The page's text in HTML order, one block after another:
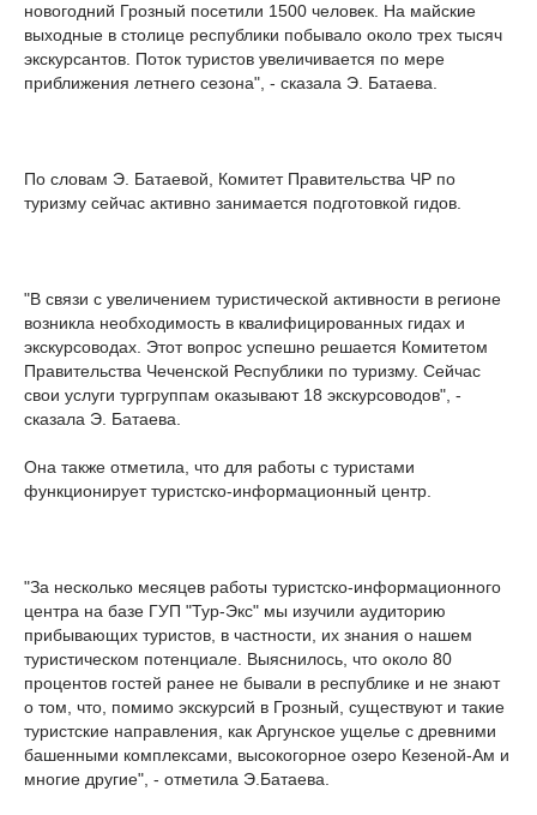
новогодний Грозный посетили 1500 человек. На майские
выходные в столице республики побывало около трех тысяч
экскурсантов. Поток туристов увеличивается по мере
приближения летнего сезона", - сказала Э. Батаева.
По словам Э. Батаевой, Комитет Правительства ЧР по
туризму сейчас активно занимается подготовкой гидов.
"В связи с увеличением туристической активности в регионе
возникла необходимость в квалифицированных гидах и
экскурсоводах. Этот вопрос успешно решается Комитетом
Правительства Чеченской Республики по туризму. Сейчас
свои услуги тургруппам оказывают 18 экскурсоводов", -
сказала Э. Батаева.
Она также отметила, что для работы с туристами
функционирует туристско-информационный центр.
"За несколько месяцев работы туристско-информационного
центра на базе ГУП "Тур-Экс" мы изучили аудиторию
прибывающих туристов, в частности, их знания о нашем
туристическом потенциале. Выяснилось, что около 80
процентов гостей ранее не бывали в республике и не знают
о том, что, помимо экскурсий в Грозный, существуют и такие
туристские направления, как Аргунское ущелье с древними
башенными комплексами, высокогорное озеро Кезеной-Ам и
многие другие", - отметила Э.Батаева.